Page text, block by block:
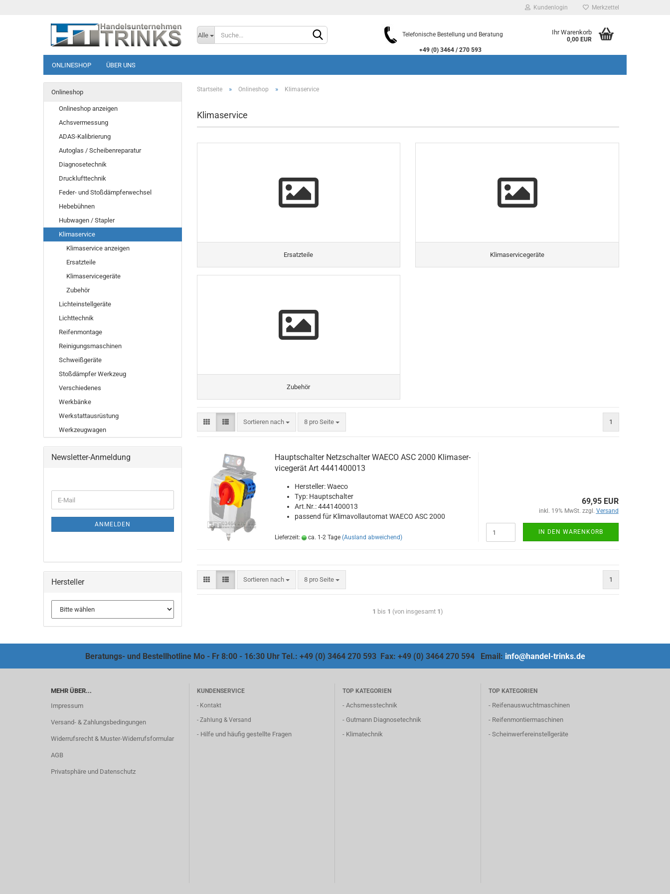
Kundenlogin
Konto erstellen
Merkzettel
Alle Telefonische Bestellung und Beratung
+49 (0) 3464 / 270 593
Ihr Warenkorb
0,00 EUR
ONLINESHOP ÜBER UNS
Startseite » Onlineshop » Klimaservice
Klimaservice
Ersatzteile Klimaservicegeräte
Zubehör
Sortieren nach 8 pro Seite 1
Haupt­schal­ter Netz­schal­ter WAECO ASC 2000 Kli­ma­ser­
vice­ge­rät Art 4441400013
Her­stel­ler: Waeco
Typ: Haupt­schal­ter
Art.Nr.: 4441400013
pas­send für Kli­ma­voll­au­to­mat WAECO ASC 2000
Lieferzeit: ca. 1-2 Tage (Ausland abweichend)
69,95 EUR
inkl. 19% MwSt. zzgl. Versand
IN DEN WARENKORB
Sortieren nach 8 pro Seite 1
1 bis 1 (von insgesamt 1)
Onlineshop
Onlineshop anzeigen
Achsvermessung
ADAS-Kalibrierung
Autoglas / Scheibenreparatur
Diagnosetechnik
Drucklufttechnik
Feder- und Stoßdämpferwechsel
Hebebühnen
Hubwagen / Stapler
Klimaservice
Klimaservice anzeigen
Ersatzteile
Klimaservicegeräte
Zubehör
Lichteinstellgeräte
Lichttechnik
Reifenmontage
Reinigungsmaschinen
Schweißgeräte
Stoßdämpfer Werkzeug
Verschiedenes
Werkbänke
Werkstattausrüstung
Werkzeugwagen
Newsletter-Anmeldung
ANMELDEN
Hersteller
Beratungs- und Bestellhotline Mo - Fr 8:00 - 16:30 Uhr Tel.: +49 (0) 3464 270 593 Fax: +49 (0) 3464 270 594 Email: info@handel-trinks.de
MEHR ÜBER...
Impressum
Versand- & Zahlungsbedingungen
Widerrufsrecht & Muster-Widerrufsformular
AGB
Privatsphäre und Datenschutz
KUNDENSERVICE
- Kontakt
- Zahlung & Versand
- Hilfe und häufig gestellte Fragen
TOP KATEGORIEN
- Achsmesstechnik
- Gutmann Diagnosetechnik
- Klimatechnik
TOP KATEGORIEN
- Reifenauswuchtmaschinen
- Reifenmontiermaschinen
- Scheinwerfereinstellgeräte